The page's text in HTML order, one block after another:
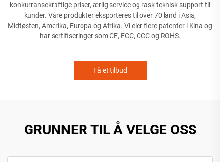
konkurransekraftige priser, ærlig service og rask teknisk support til
kunder. Våre produkter eksporteres til over 70 land i Asia,
Midtøsten, Amerika, Europa og Afrika. Vi eier flere patenter i Kina og
har sertifiseringer som CE, FCC, CCC og ROHS.
Få et tilbud
GRUNNER TIL Å VELGE OSS